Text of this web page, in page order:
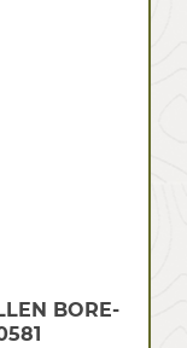
BORE-